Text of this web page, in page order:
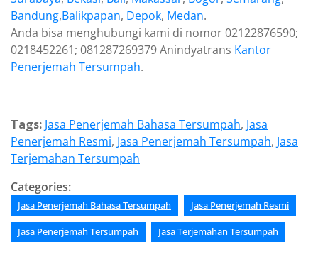
Bandung,Balikpapan, Depok, Medan.
Anda bisa menghubungi kami di nomor 02122876590;
0218452261; 081287269379 Anindyatrans Kantor
Penerjemah Tersumpah.
Tags: Jasa Penerjemah Bahasa Tersumpah, Jasa
Penerjemah Resmi, Jasa Penerjemah Tersumpah, Jasa
Terjemahan Tersumpah
Categories:
Jasa Penerjemah Bahasa Tersumpah Jasa Penerjemah Resmi
Jasa Penerjemah Tersumpah Jasa Terjemahan Tersumpah